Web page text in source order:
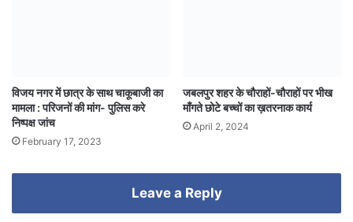
विजय नगर में छात्र के साथ चाकूबाजी का
मामला : परिजनों की मांग- पुलिस करे
निष्पक्ष जांच
February 17, 2023
जबलपुर शहर के चौराहों-चौराहों पर भीख
माँगते छोटे बच्चों का ख़तरनाक कार्य
April 2, 2024
Leave a Reply